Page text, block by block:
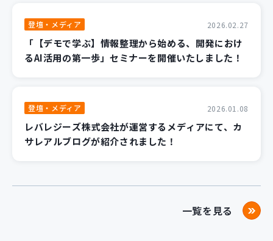
登壇・メディア 2026.02.27
「【デモで学ぶ】情報整理から始める、開発におけ
るAI活用の第一歩」セミナーを開催いたしました！
登壇・メディア 2026.01.08
レバレジーズ株式会社が運営するメディアにて、カ
サレアルブログが紹介されました！
一覧を見る